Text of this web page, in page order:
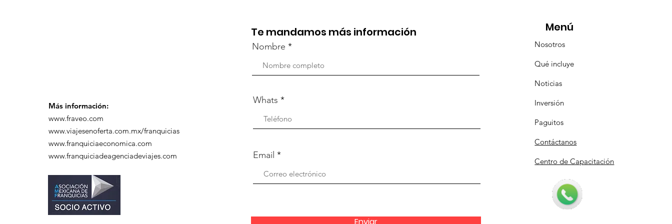
Más información:
www.fraveo.com
www.viajesenoferta.com.mx/franquicias
www.franquiciaeconomica.com
www.franquiciadeagenciadeviajes.com
Te mandamos más información
Nombre
Whats
Email
Enviar
Menú
Nosotros
Qué incluye
Noticias
Inversión
Paguitos
Contáctanos
Centro de Capacitación